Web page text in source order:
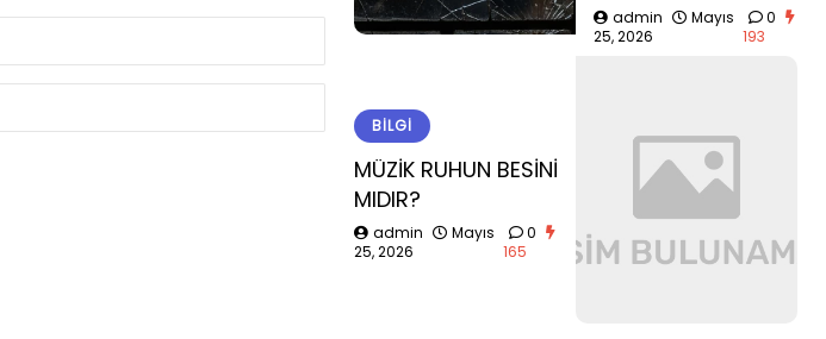
admin
Mayıs
25, 2026
0
193
BILGI
MÜZİK RUHUN BESİNİ
MIDIR?
admin
Mayıs
25, 2026
0
165